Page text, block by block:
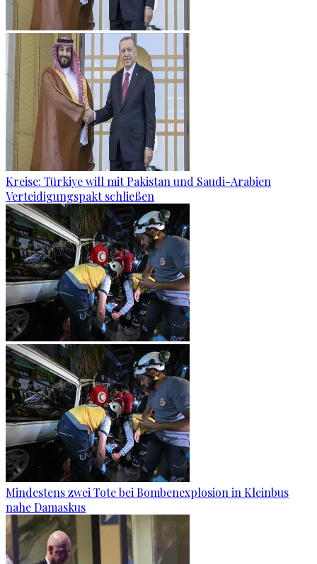
Kreise: Türkiye will mit Pakistan und Saudi-Arabien
Verteidigungspakt schließen
Mindestens zwei Tote bei Bombenexplosion in Kleinbus
nahe Damaskus